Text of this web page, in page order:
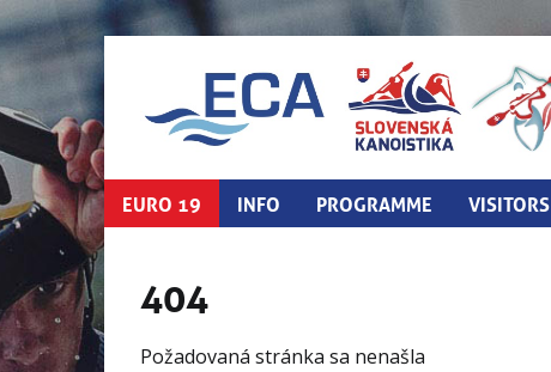
EURO 19 INFO PROGRAMME VISITORS
404
Požadovaná stránka sa nenašla